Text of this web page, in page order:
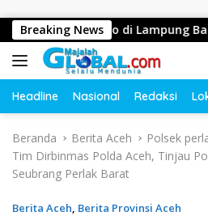
Breaking News
Domino di Lampung Barat,
Headline Nasional Redaksi
Beranda Berita Aceh
Polsek
Tim Dirbinmas Polda Aceh, Tinjau
Seubrang Perlak Barat
Berita Aceh, Berita Provinsi Aceh